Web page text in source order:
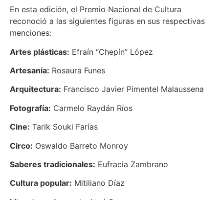
En esta edición, el Premio Nacional de Cultura
reconoció a las siguientes figuras en sus respectivas
menciones:
Artes plásticas: Efraín “Chepín” López
Artesanía: Rosaura Funes
Arquitectura: Francisco Javier Pimentel Malaussena
Fotografía: Carmelo Raydán Ríos
Cine: Tarik Souki Farías
Circo: Oswaldo Barreto Monroy
Saberes tradicionales: Eufracia Zambrano
Cultura popular: Mitiliano Díaz